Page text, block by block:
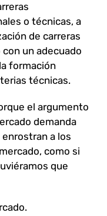
o técnicas, a
de carreras
un adecuado
formación
técnicas.
el argumento
demanda
enrostran a los
como si
que